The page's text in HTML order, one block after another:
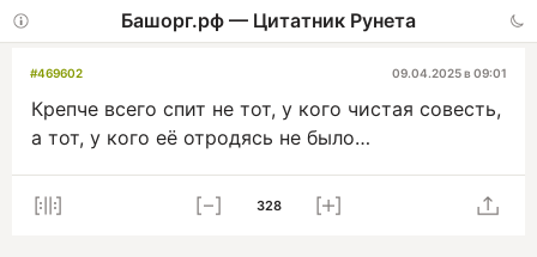
Башорг.рф — Цитатник Рунета
#469602 09.04.2025 в 09:01
Крепче всего спит не тот, у кого чистая совесть,
а тот, у кого её отродясь не было…
328